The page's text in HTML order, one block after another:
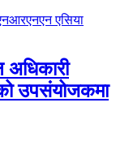
अधिकारी
उपसंयोजकमा